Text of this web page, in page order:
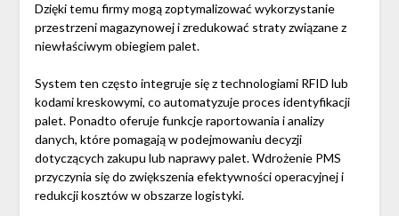
Dzięki temu firmy mogą zoptymalizować wykorzystanie
przestrzeni magazynowej i zredukować straty związane z
niewłaściwym obiegiem palet.
System ten często integruje się z technologiami RFID lub
kodami kreskowymi, co automatyzuje proces identyfikacji
palet. Ponadto oferuje funkcje raportowania i analizy
danych, które pomagają w podejmowaniu decyzji
dotyczących zakupu lub naprawy palet. Wdrożenie PMS
przyczynia się do zwiększenia efektywności operacyjnej i
redukcji kosztów w obszarze logistyki.